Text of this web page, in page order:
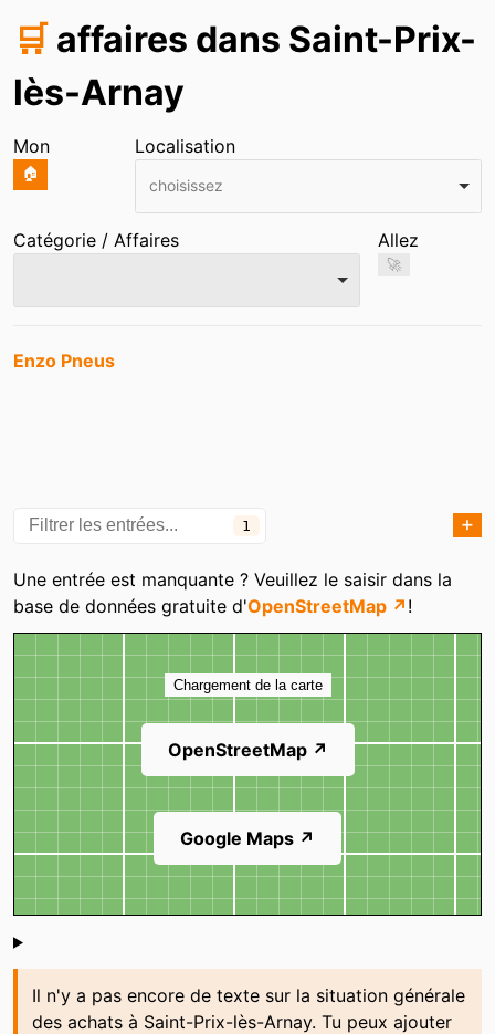
🛒 affaires dans Saint-Prix-
lès-Arnay
Mon
🏠
Localisation
choisissez
Catégorie / Affaires Allez
🚀
Entrées
Enzo Pneus
1 ➕
Catégories
Une entrée est manquante ? Veuillez le saisir dans la
base de données gratuite d'OpenStreetMap ↗ !
Carte
Chargement de la carte
OpenStreetMap ↗
Google Maps ↗
Shoutbox
Il n'y a pas encore de texte sur la situation générale
des achats à Saint-Prix-lès-Arnay. Tu peux ajouter